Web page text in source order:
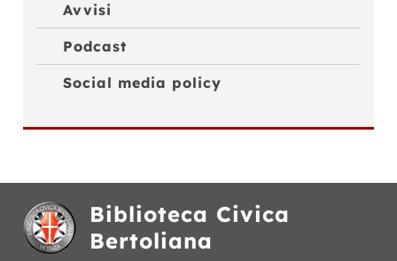
Avvisi
Podcast
Social media policy
Biblioteca Civica
Bertoliana